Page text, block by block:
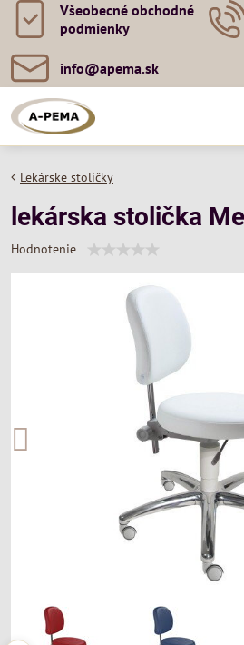
Všeobecné obchodné
podmienky
info​@apema​.sk
Lekárske stoličky
lekárska stolička
Hodnotenie